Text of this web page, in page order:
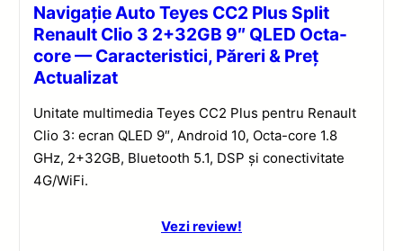
Navigație Auto Teyes CC2 Plus Split
Renault Clio 3 2+32GB 9″ QLED Octa-
core — Caracteristici, Păreri & Preț
Actualizat
Unitate multimedia Teyes CC2 Plus pentru Renault
Clio 3: ecran QLED 9″, Android 10, Octa-core 1.8
GHz, 2+32GB, Bluetooth 5.1, DSP și conectivitate
4G/WiFi.
Vezi review!